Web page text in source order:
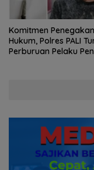
Komitmen Penegakan
Hukum, Polres PALI
Perburuan Pelaku